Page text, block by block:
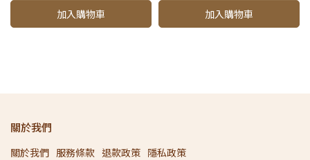
加入購物車 加入購物車
關於我們
關於我們 服務條款 退款政策 隱私政策